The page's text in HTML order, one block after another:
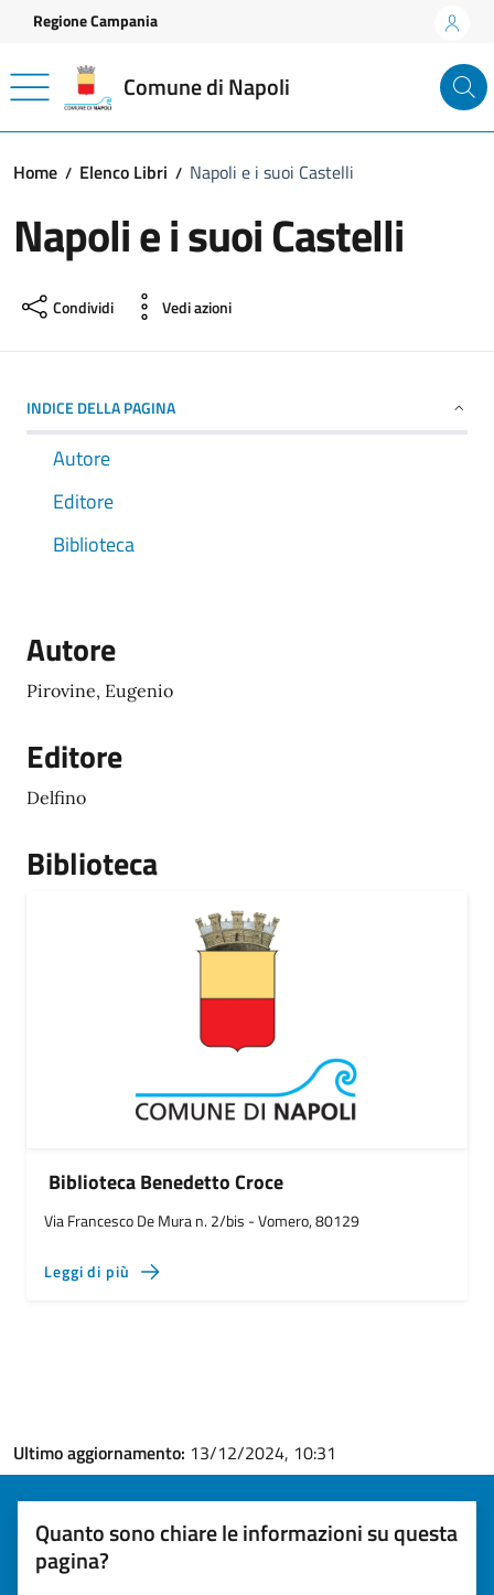
Vai ai contenuti
Vai al footer
Regione Campania
Comune di Napoli
Home Elenco Libri Napoli e i suoi Castelli
Napoli e i suoi Castelli
Condividi Vedi azioni
INDICE DELLA PAGINA
Autore
Editore
Biblioteca
Autore
Pirovine, Eugenio
Editore
Delfino
Biblioteca
Biblioteca Benedetto Croce
Via Francesco De Mura n. 2/bis - Vomero, 80129
Leggi di più
Ultimo aggiornamento: 13/12/2024, 10:31
Quanto sono chiare le informazioni su questa
pagina?